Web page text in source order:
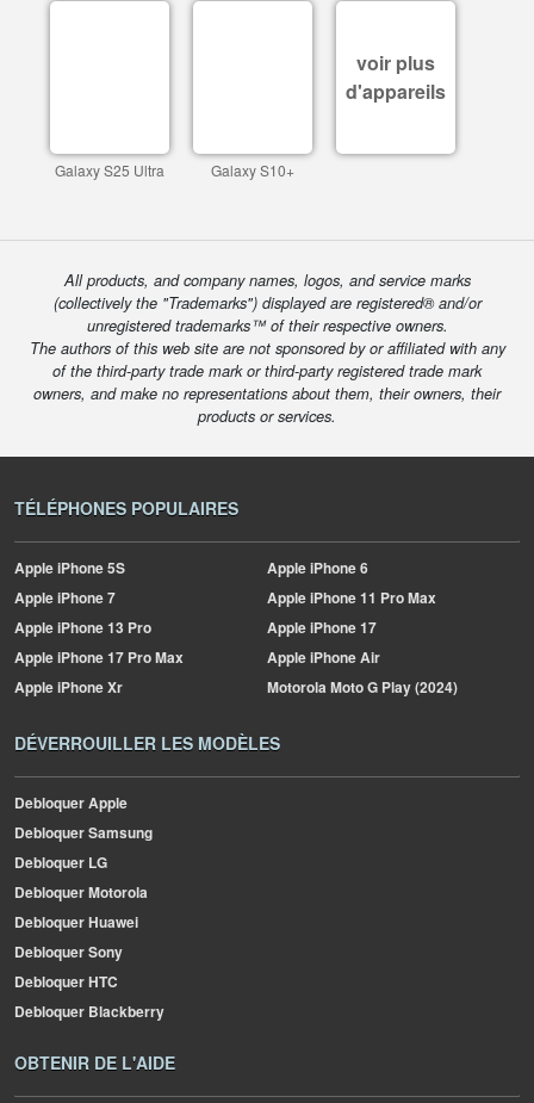
Galaxy S25 Ultra Galaxy S10+
voir plus
d'appareils
All products, and company names, logos, and service marks
(collectively the "Trademarks") displayed are registered® and/or
unregistered trademarks™ of their respective owners.
The authors of this web site are not sponsored by or affiliated with any
of the third-party trade mark or third-party registered trade mark
owners, and make no representations about them, their owners, their
products or services.
TÉLÉPHONES POPULAIRES
AppleiPhone 5S AppleiPhone 6
AppleiPhone 7 AppleiPhone 11 Pro Max
AppleiPhone 13 Pro AppleiPhone 17
AppleiPhone 17 Pro Max AppleiPhone Air
AppleiPhone Xr MotorolaMoto G Play (2024)
DÉVERROUILLER LES MODÈLES
Debloquer Apple
Debloquer Samsung
Debloquer LG
Debloquer Motorola
Debloquer Huawei
Debloquer Sony
Debloquer HTC
Debloquer Blackberry
OBTENIR DE L'AIDE